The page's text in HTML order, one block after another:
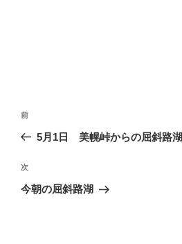
投
ビ
ゲ
過
去
投
稿
前
5月1日 美幌峠からの屈斜路湖
次
の
次
今朝の屈斜路湖